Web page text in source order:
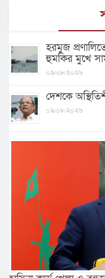
হরমুজ
হুমকির মুখে
০৯/০৮/২০২৬
দেশকে
০৯/০৮/২০২৬